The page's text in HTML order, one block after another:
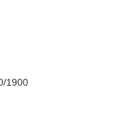
1900